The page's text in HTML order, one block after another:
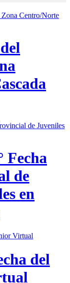
Fecha
de
en
del